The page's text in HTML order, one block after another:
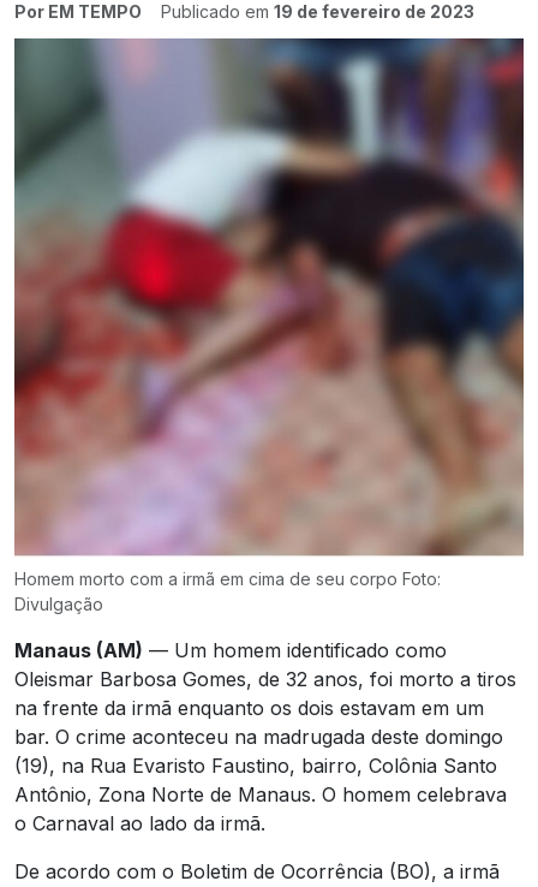
Por EM TEMPO Publicado em 19 de fevereiro de 2023
Homem morto com a irmã em cima de seu corpo Foto:
Divulgação
Manaus (AM) — Um homem identificado como
Oleismar Barbosa Gomes, de 32 anos, foi morto a tiros
na frente da irmã enquanto os dois estavam em um
bar. O crime aconteceu na madrugada deste domingo
(19), na Rua Evaristo Faustino, bairro, Colônia Santo
Antônio, Zona Norte de Manaus. O homem celebrava
o Carnaval ao lado da irmã.
De acordo com o Boletim de Ocorrência (BO), a irmã